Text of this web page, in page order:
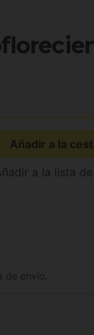
Añadir a la
a la lista
de envío.